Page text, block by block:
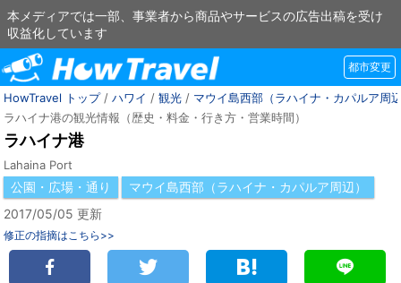
本メディアでは一部、事業者から商品やサービスの広告出稿を受け
収益化しています
都市変更
HowTravel トップ/ ハワイ / 観光 / マウイ島西部（ラハイナ・カパルア周
ラハイナ港の観光情報（歴史・料金・行き方・営業時間）
ラハイナ港
Lahaina Port
公園・広場・通り
マウイ島西部（ラハイナ・カパルア周辺）
2017/05/05 更新
修正の指摘はこちら>>